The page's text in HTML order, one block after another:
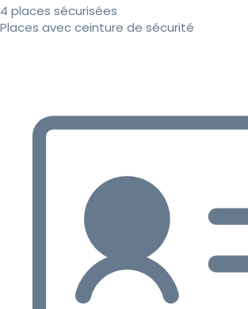
4 places sécurisées
Places avec ceinture de sécurité